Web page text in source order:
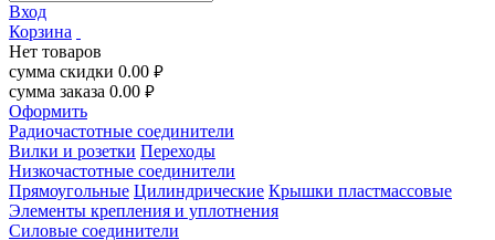
Вход
Корзина
Нет товаров
сумма скидки 0.00 руб.
сумма заказа 0.00 руб.
Оформить
Радиочастотные соединители
Вилки и розетки Переходы
Низкочастотные соединители
Прямоугольные Цилиндрические Крышки пластмассовые
Элементы крепления и уплотнения
Силовые соединители